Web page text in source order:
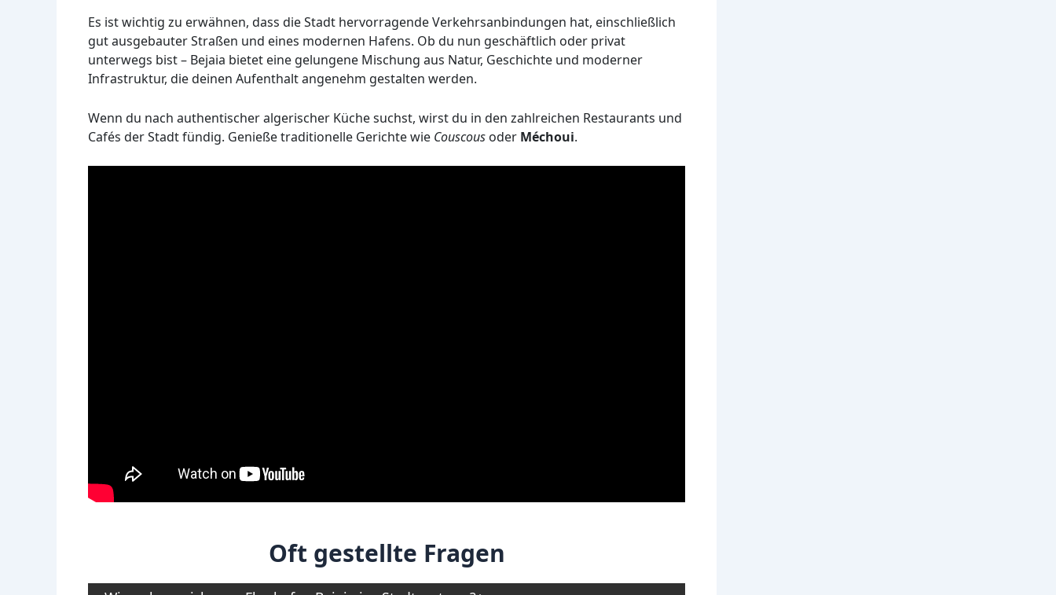
Es ist wichtig zu erwähnen, dass die Stadt hervorragende Verkehrsanbindungen hat, einschließlich
gut ausgebauter Straßen und eines modernen Hafens. Ob du nun geschäftlich oder privat
unterwegs bist – Bejaia bietet eine gelungene Mischung aus Natur, Geschichte und moderner
Infrastruktur, die deinen Aufenthalt angenehm gestalten werden.
Wenn du nach authentischer algerischer Küche suchst, wirst du in den zahlreichen Restaurants und
Cafés der Stadt fündig. Genieße traditionelle Gerichte wie Couscous oder Méchoui.
Oft gestellte Fragen